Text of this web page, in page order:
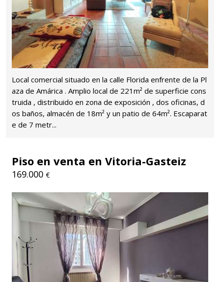
Local comercial situado en la calle Florida enfrente de la Pl
aza de Amárica . Amplio local de 221m² de superficie cons
truida , distribuido en zona de exposición , dos oficinas, d
os baños, almacén de 18m² y un patio de 64m². Escaparat
e de 7 metr...
Piso en venta en Vitoria-Gasteiz
169.000 €